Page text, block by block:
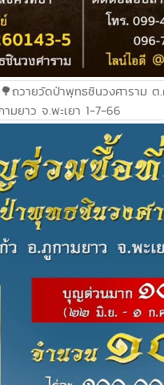
ถวายวัดป่าพุทธชินวงศาราม ต
ามยาว จ.พะเยา 1-7-66